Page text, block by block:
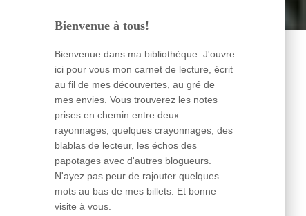
Bienvenue à tous!
Bienvenue dans ma bibliothèque. J'ouvre
ici pour vous mon carnet de lecture, écrit
au fil de mes découvertes, au gré de
mes envies. Vous trouverez les notes
prises en chemin entre deux
rayonnages, quelques crayonnages, des
blablas de lecteur, les échos des
papotages avec d'autres blogueurs.
N'ayez pas peur de rajouter quelques
mots au bas de mes billets. Et bonne
visite à vous.